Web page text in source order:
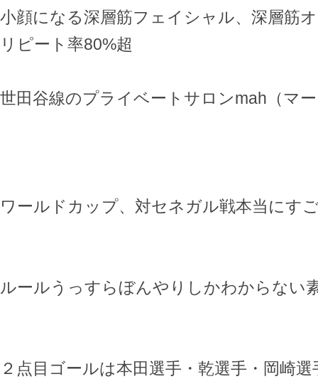
小顔になる深層筋フェイシャル、深層筋
リピート率80%超
世田谷線のプライベートサロンmah（マ
ワールドカップ、対セネガル戦本当にす
ルールうっすらぼんやりしかわからない
２点目ゴールは本田選手・乾選手・岡崎